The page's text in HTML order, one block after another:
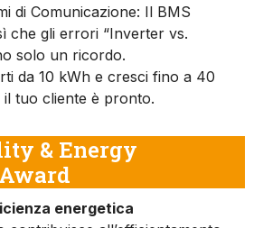
di Comunicazione: Il BMS
che gli errori “Inverter vs.
solo un ricordo.
da 10 kWh e cresci fino a 40
il tuo cliente è pronto.
& Energy
energetica